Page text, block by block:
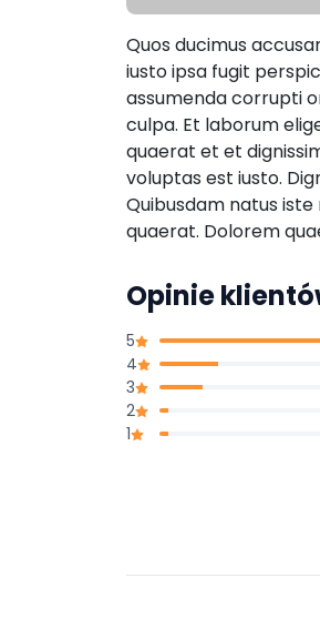
Quos ducimus
iusto ipsa fugit
assumenda corrupti
culpa. Et laborum
quaerat et et
voluptas est iusto.
Quibusdam natus
quaerat. Dolorem
Opinie
5
4
3
2
1